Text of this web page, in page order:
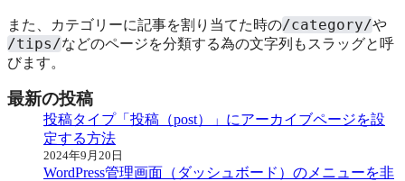
また、カテゴリーに記事を割り当てた時の/category/や
/tips/などのページを分類する為の文字列もスラッグと呼
びます。
最新の投稿
投稿タイプ「投稿（post）」にアーカイブページを設
定する方法
2024年9月20日
WordPress管理画面（ダッシュボード）のメニューを非